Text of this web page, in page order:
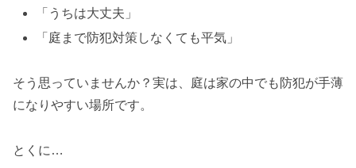
「うちは大丈夫」
「庭まで防犯対策しなくても平気」
そう思っていませんか？実は、庭は家の中でも防犯が手薄
になりやすい場所です。
とくに…